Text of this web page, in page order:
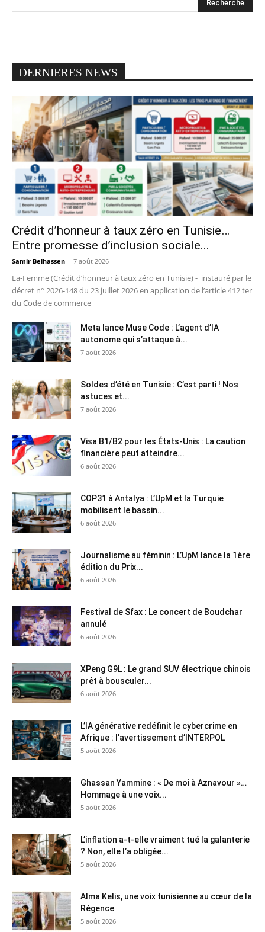
DERNIERES NEWS
Crédit d’honneur à taux zéro en Tunisie…
Entre promesse d’inclusion sociale...
Samir Belhassen - 7 août 2026
La-Femme (Crédit d’honneur à taux zéro en Tunisie) - instauré par le
décret n° 2026-148 du 23 juillet 2026 en application de l’article 412 ter
du Code de commerce
Meta lance Muse Code : L’agent d’IA
autonome qui s’attaque à...
7 août 2026
Soldes d’été en Tunisie : C’est parti ! Nos
astuces et...
7 août 2026
Visa B1/B2 pour les États-Unis : La caution
financière peut atteindre...
6 août 2026
COP31 à Antalya : L’UpM et la Turquie
mobilisent le bassin...
6 août 2026
Journalisme au féminin : L’UpM lance la 1ère
édition du Prix...
6 août 2026
Festival de Sfax : Le concert de Boudchar
annulé
6 août 2026
XPeng G9L : Le grand SUV électrique chinois
prêt à bousculer...
6 août 2026
L’IA générative redéfinit le cybercrime en
Afrique : l’avertissement d’INTERPOL
5 août 2026
Ghassan Yammine : « De moi à Aznavour »…
Hommage à une voix...
5 août 2026
L’inflation a-t-elle vraiment tué la galanterie
? Non, elle l’a obligée...
5 août 2026
Alma Kelis, une voix tunisienne au cœur de la
Régence
5 août 2026